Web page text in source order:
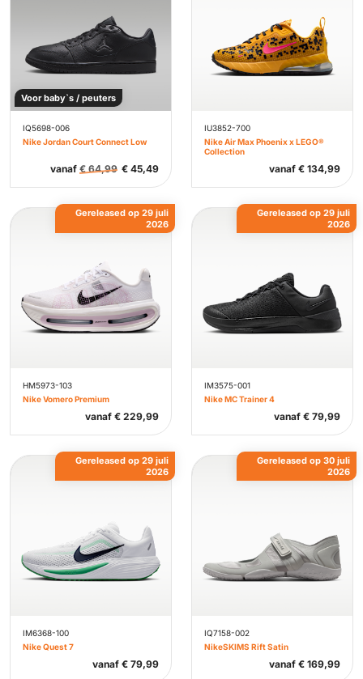
Voor baby`s / peuters
IQ5698-006
Nike Jordan Court Connect Low
vanaf €64,99 € 45,49
IU3852-700
Nike Air Max Phoenix x LEGO®
Collection
vanaf € 134,99
HM5973-103
Nike Vomero Premium
vanaf € 229,99
Gereleased op 29 juli
2026
IM3575-001
Nike MC Trainer 4
vanaf € 79,99
Gereleased op 29 juli
2026
IM6368-100
Nike Quest 7
vanaf € 79,99
Gereleased op 29 juli
2026
IQ7158-002
NikeSKIMS Rift Satin
vanaf € 169,99
Gereleased op 30 juli
2026